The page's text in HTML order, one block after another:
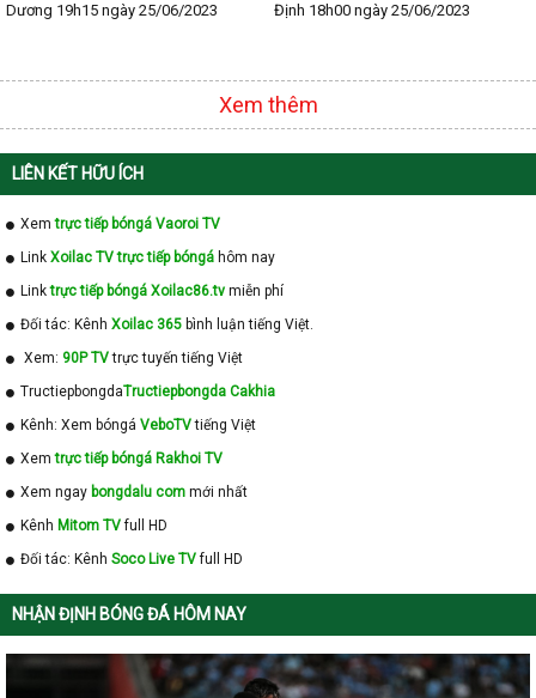
Dương 19h15 ngày 25/06/2023
Định 18h00 ngày 25/06/2023
Xem thêm
LIÊN KẾT HỮU ÍCH
Xemtrực tiếp bóngá Vaoroi TV
Link Xoilac TV trực tiếp bóngá hôm nay
Linktrực tiếp bóngá Xoilac86.tv miễn phí
Đối tác: Kênh Xoilac 365 bình luận tiếng Việt.
Xem: 90P TVtrực tuyến tiếng Việt
TructiepbongdaTructiepbongda Cakhia
Kênh: Xem bóngá VeboTVtiếng Việt
Xemtrực tiếp bóngá Rakhoi TV
Xem ngay bongdalu com mới nhất
Kênh Mitom TVfull HD
Đối tác: Kênh Soco Live TVfull HD
NHẬN ĐỊNH BÓNG ĐÁ HÔM NAY